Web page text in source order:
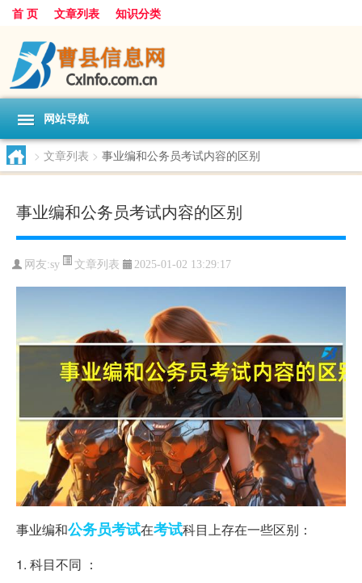
首 页 文章列表 知识分类
网站导航
> 文章列表 > 事业编和公务员考试内容的区别
事业编和公务员考试内容的区别
网友:sy 文章列表 2025-01-02 13:29:17
事业编和公务员考试在考试科目上存在一些区别：
1. 科目不同 ：